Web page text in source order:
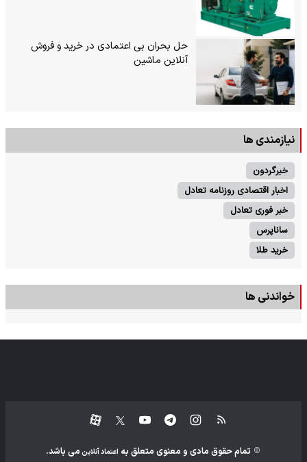
حل بحران بی‌ اعتمادی در خرید و فروش
آنلاین ماشین
نیازمندی ها
خبرگردون
اخبار اقتصادی روزنامه تعادل
خبر فوری تعادل
ساناپرس
خرید طلا
خواندنی ها
تمام حقوق مادی و معنوی متعلق به اعتماد آنلاین می باشد.